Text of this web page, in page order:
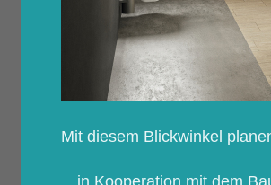
Mit diesem Blickwinkel
…in Kooperation mit dem